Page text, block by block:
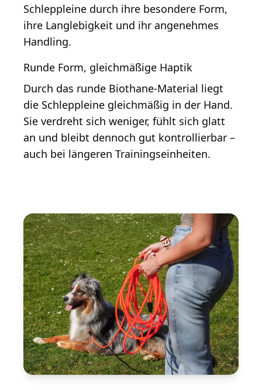
Schleppleine durch ihre besondere Form,
ihre Langlebigkeit und ihr angenehmes
Handling.
Runde Form, gleichmäßige Haptik
Durch das runde Biothane-Material liegt
die Schleppleine gleichmäßig in der Hand.
Sie verdreht sich weniger, fühlt sich glatt
an und bleibt dennoch gut kontrollierbar –
auch bei längeren Trainingseinheiten.